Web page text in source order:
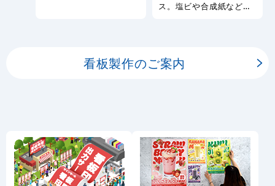
ス。塩ビや合成紙など看
看板製作のご案内